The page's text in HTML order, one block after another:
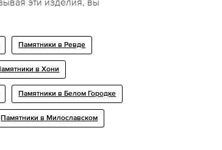
Памятники в Ревде
в Хони
Памятники в Белом Городке
Памятники в Милославском